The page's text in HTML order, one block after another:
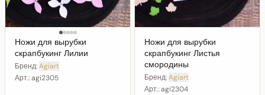
Ножи для вырубки
скрапбукинг Лилии
Бренд:Agiart
Арт.:agi2305
Ножи для вырубки
скрапбукинг Листья
смородины
Бренд:Agiart
Арт.:agi2304